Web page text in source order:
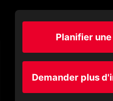
Planifier
Demander plus